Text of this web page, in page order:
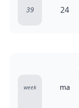
39 24
week ma